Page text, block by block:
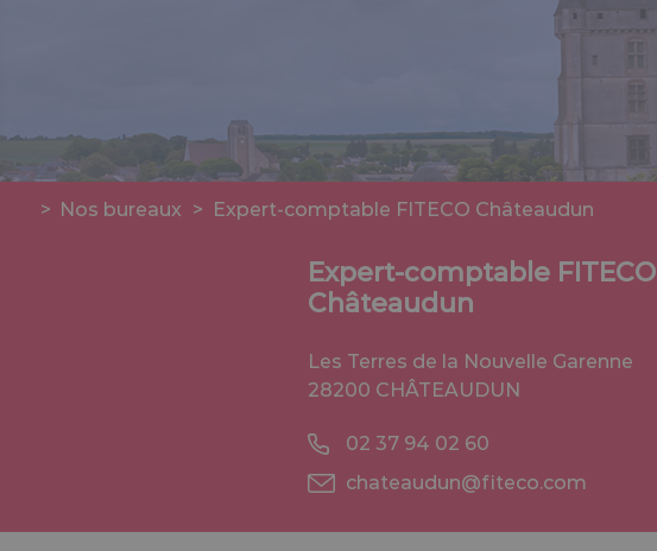
> Nos bureaux > Expert-comptable FITECO Châteaudun
Expert-comptable FITECO
Châteaudun
Les Terres de la Nouvelle Garenne
28200 CHÂTEAUDUN
02 37 94 02 60
chateaudun@fiteco.com